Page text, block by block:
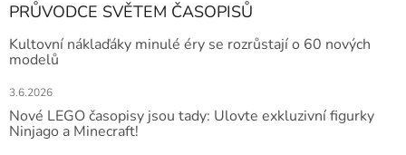
PRŮVODCE SVĚTEM ČASOPISŮ
Kultovní náklaďáky minulé éry se rozrůstají o 60 nových
modelů
3.6.2026
Nové LEGO časopisy jsou tady: Ulovte exkluzivní figurky
Ninjago a Minecraft!